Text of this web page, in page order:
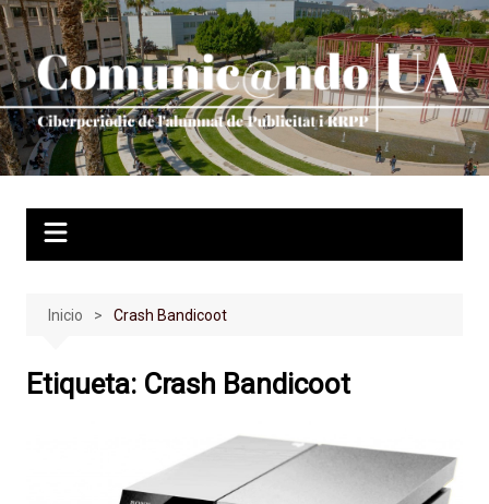
Saltar
al
contenido
Inicio Crash Bandicoot
Etiqueta: Crash Bandicoot